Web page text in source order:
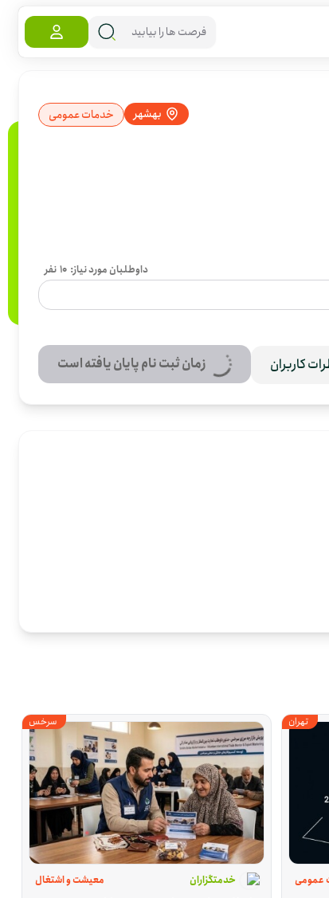
بهشهر خدمات عمومی
داوطلبان مورد نیاز: 10 نفر
کاربران زمان ثبت نام پایان یافته است
تهران
عمومی
سرخس
خدمتگزاران معیشت و اشتغال